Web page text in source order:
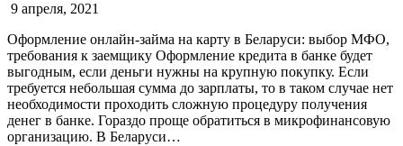
9 апреля, 2021
Оформление онлайн-займа на карту в Беларуси: выбор МФО,
требования к заемщику Оформление кредита в банке будет
выгодным, если деньги нужны на крупную покупку. Если
требуется небольшая сумма до зарплаты, то в таком случае нет
необходимости проходить сложную процедуру получения
денег в банке. Гораздо проще обратиться в микрофинансовую
организацию. В Беларуси…